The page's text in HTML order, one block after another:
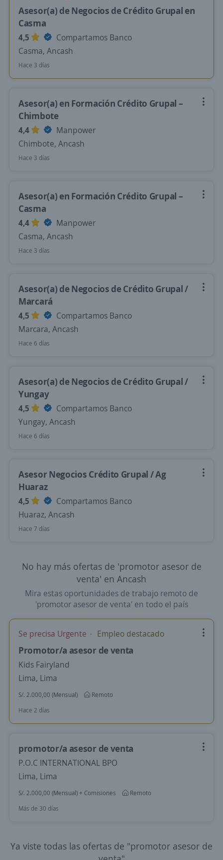
Asesor(a) de Negocios de Crédito Grupal en
Casma
4,5
Compartamos Banco
Casma, Ancash
Hace 3 días
Asesor(a) en Formación Crédito Grupal –
Chimbote
4,4
Manpower
Chimbote, Ancash
Hace 3 días
Asesor(a) en Formación Crédito Grupal –
Casma
4,4
Manpower
Casma, Ancash
Hace 3 días
Asesor(a) de Negocios de Crédito Grupal /
Marcará
4,5
Compartamos Banco
Marcara, Ancash
Hace 6 días
Asesor(a) de Negocios de Crédito Grupal /
Yungay
4,5
Compartamos Banco
Yungay, Ancash
Hace 6 días
Asesor Negocios Crédito Grupal / Ag
Huaraz
4,5
Compartamos Banco
Huaraz, Ancash
Hace 7 días
No hay más ofertas de 'promotor asesor de
venta' en Ancash
Mira estas oportunidades de trabajo remoto de
'promotor asesor de venta' en todo el país
Se precisa Urgente Empleo destacado
Promotor/a asesor de venta
Kids Fairyland
Lima, Lima
S/. 2.000,00 (Mensual)
Remoto
Hace 2 días
promotor/a asesor de venta
P.O.C INTERNATIONAL BPO
Lima, Lima
S/. 2.000,00 (Mensual) + Comisiones
Remoto
Más de 30 días
Ya viste todas las ofertas de "promotor asesor de